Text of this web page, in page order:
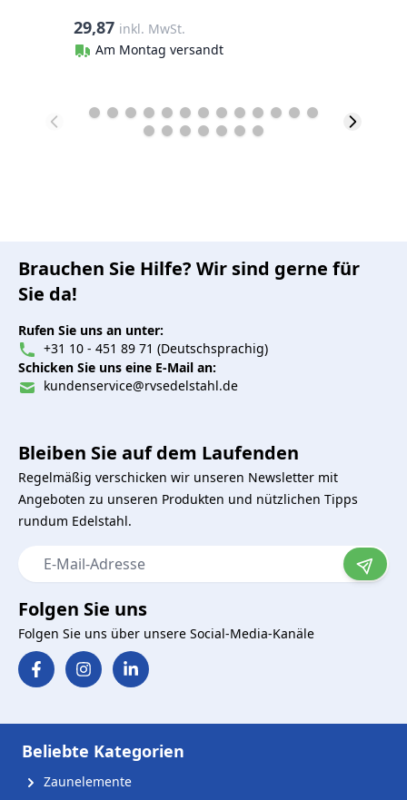
29,87 inkl. MwSt.
Am Montag versandt
Brauchen Sie Hilfe? Wir sind gerne für
Sie da!
Rufen Sie uns an unter:
+31 10 - 451 89 71 (Deutschsprachig)
Schicken Sie uns eine E-Mail an:
kundenservice@rvsedelstahl.de
Bleiben Sie auf dem Laufenden
Regelmäßig verschicken wir unseren Newsletter mit
Angeboten zu unseren Produkten und nützlichen Tipps
rundum Edelstahl.
E-Mail-Adresse
Folgen Sie uns
Folgen Sie uns über unsere Social-Media-Kanäle
Beliebte Kategorien
Zaunelemente